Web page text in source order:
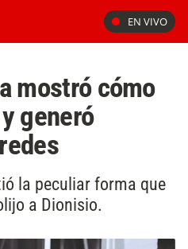
EN VIVO
mostró cómo
generó
la peculiar forma que
a Dionisio.